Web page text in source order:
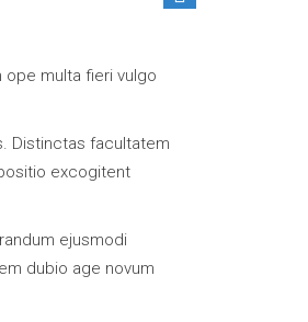
multa fieri vulgo
Distinctas facultatem
excogitent
ejusmodi
dubio age novum